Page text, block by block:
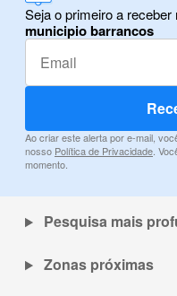
Seja o primeiro a
municipio barrancos
Ao criar este alerta por e-mail,
nosso Política de Privacidade.
momento.
Pesquisa mais
Zonas próximas